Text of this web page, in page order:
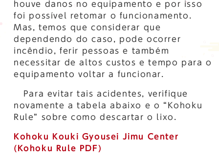
houve danos no equipamento e por isso
foi possível retomar o funcionamento.
Mas, temos que considerar que
dependendo do caso, pode ocorrer
incêndio, ferir pessoas e também
necessitar de altos custos e tempo para o
equipamento voltar a funcionar.
Para evitar tais acidentes, verifique
novamente a tabela abaixo e o “Kohoku
Rule” sobre como descartar o lixo.
Kohoku Kouki Gyousei Jimu Center
(Kohoku Rule PDF)